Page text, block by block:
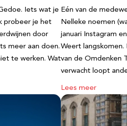
Iets wat je
probeer je het
door
meer aan doen.
te werken. Wat
Eén van de
Nelleke noemen
januari Instagram
Weert
van de Omdenken
verwacht loopt
Lees meer